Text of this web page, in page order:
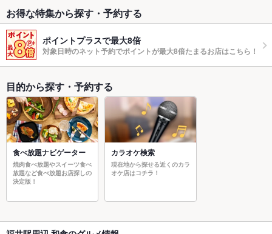
お得な特集から探す・予約する
ポイントプラスで最大8倍
対象日時のネット予約でポイントが最大8倍たまるお店はこちら！
目的から探す・予約する
食べ放題ナビゲーター
焼肉食べ放題やスイーツ食べ
放題など食べ放題お店探しの
決定版！
カラオケ検索
現在地から探せる近くのカラ
オケ店はコチラ！